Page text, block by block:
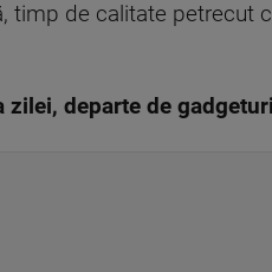
timp de calitate petrecut
zilei, departe de gadgeturi